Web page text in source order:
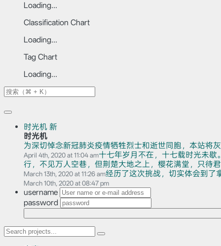
Loading...
Classification Chart
Loading...
Tag Chart
Loading...
时光机 新
时光机
为深切悼念新冠肺炎疫情牺牲烈士和逝世同胞，本站将
April 4th, 2020 at 11:04 am十七年岁月不在，十七载时光未
行，不见万人空巷，但荆楚大地之上，樱花满堂，只待
March 13th, 2020 at 11:26 am经历了这次挑战，切实体会到了
March 10th, 2020 at 08:47 pm
username
password